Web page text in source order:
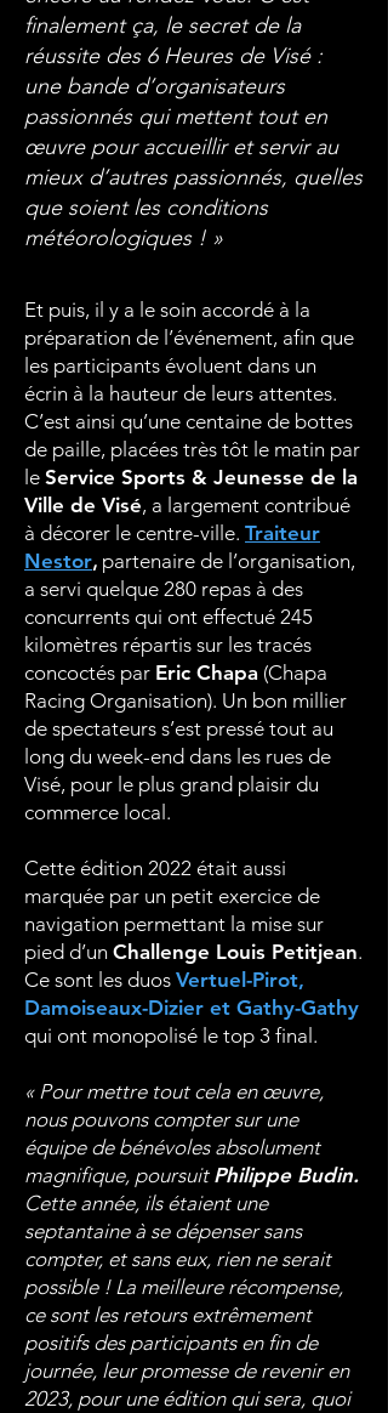
finalement ça, le secret de la
réussite des 6 Heures de Visé :
une bande d’organisateurs
passionnés qui mettent tout en
œuvre pour accueillir et servir au
mieux d’autres passionnés, quelles
que soient les conditions
météorologiques ! »
Et puis, il y a le soin accordé à la
préparation de l’événement, afin que
les participants évoluent dans un
écrin à la hauteur de leurs attentes.
C’est ainsi qu’une centaine de bottes
de paille, placées très tôt le matin par
le Service Sports & Jeunesse de la
Ville de Visé, a largement contribué
à décorer le centre-ville. Traiteur
Nestor, partenaire de l’organisation,
a servi quelque 280 repas à des
concurrents qui ont effectué 245
kilomètres répartis sur les tracés
concoctés par Eric Chapa (Chapa
Racing Organisation). Un bon millier
de spectateurs s’est pressé tout au
long du week-end dans les rues de
Visé, pour le plus grand plaisir du
commerce local.
Cette édition 2022 était aussi
marquée par un petit exercice de
navigation permettant la mise sur
pied d’un Challenge Louis Petitjean.
Ce sont les duos Vertuel-Pirot,
Damoiseaux-Dizier et Gathy-Gathy
qui ont monopolisé le top 3 final.
« Pour mettre tout cela en œuvre,
nous pouvons compter sur une
équipe de bénévoles absolument
magnifique, poursuit Philippe Budin.
Cette année, ils étaient une
septantaine à se dépenser sans
compter, et sans eux, rien ne serait
possible ! La meilleure récompense,
ce sont les retours extrêmement
positifs des participants en fin de
journée, leur promesse de revenir en
2023, pour une édition qui sera, quoi